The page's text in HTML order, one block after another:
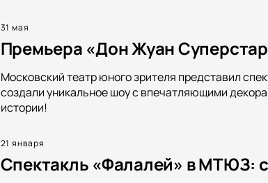
31 мая
Премьера «Дон Жуан
Московский театр юного зрителя представил
создали уникальное шоу с впечатляющими
истории!
21 января
Спектакль «Фалалей» в МТЮЗ: